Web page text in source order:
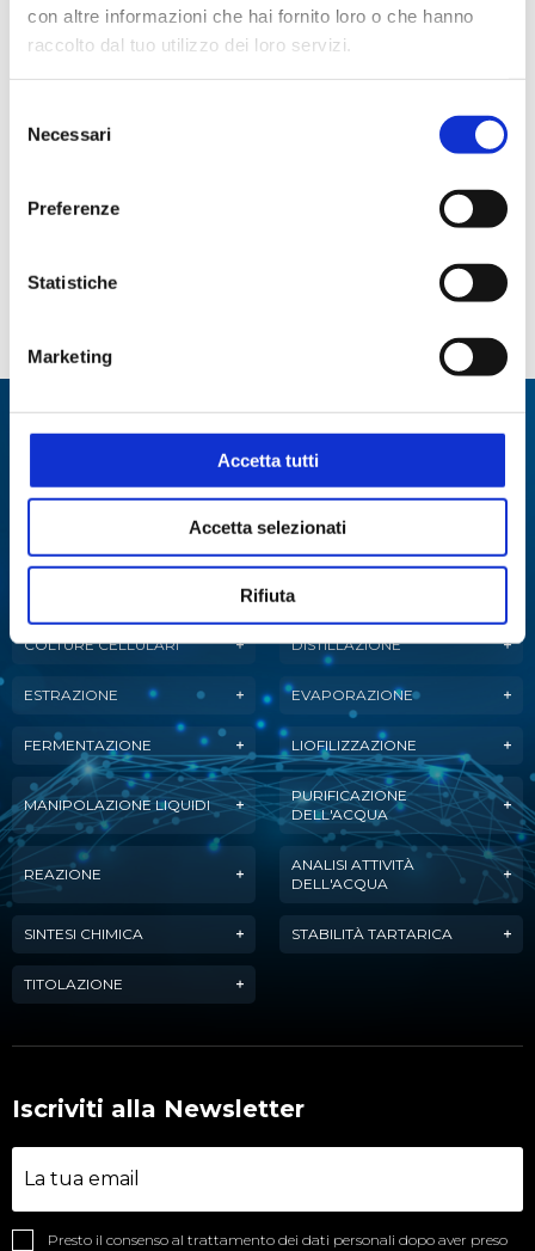
con altre informazioni che hai fornito loro o che hanno
raccolto dal tuo utilizzo dei loro servizi.
delNecessari
Preferenze
Statistiche
Marketing
Accetta tutti
Accetta selezionati
Rifiuta
Sterilizzazione
termoresistenti (3)
Specialisti in:
Abbiamo sviluppato soluzioni, tecnologie e
strumenti per diverse applicazioni.
MULTIPARAMETRICA
COLTURE CELLULARI DISTILLAZIONE
ESTRAZIONE EVAPORAZIONE
FERMENTAZIONE LIOFILIZZAZIONE
MANIPOLAZIONE LIQUIDI
PURIFICAZIONE
DELL'ACQUA
REAZIONE
ANALISI ATTIVITÀ
DELL'ACQUA
SINTESI CHIMICA STABILITÀ TARTARICA
TITOLAZIONE
Iscriviti alla Newsletter
Presto il consenso al trattamento dei dati personali dopo aver preso